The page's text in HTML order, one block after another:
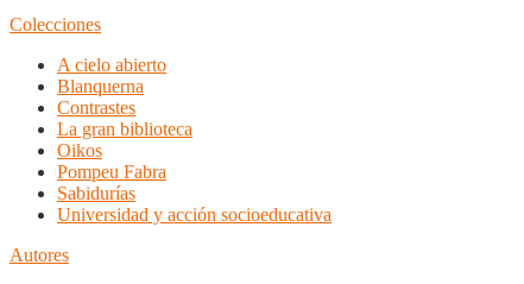
Colecciones
A cielo abierto
Blanquerna
Contrastes
La gran biblioteca
Oikos
Pompeu Fabra
Sabidurías
Universidad y acción socioeducativa
Autores